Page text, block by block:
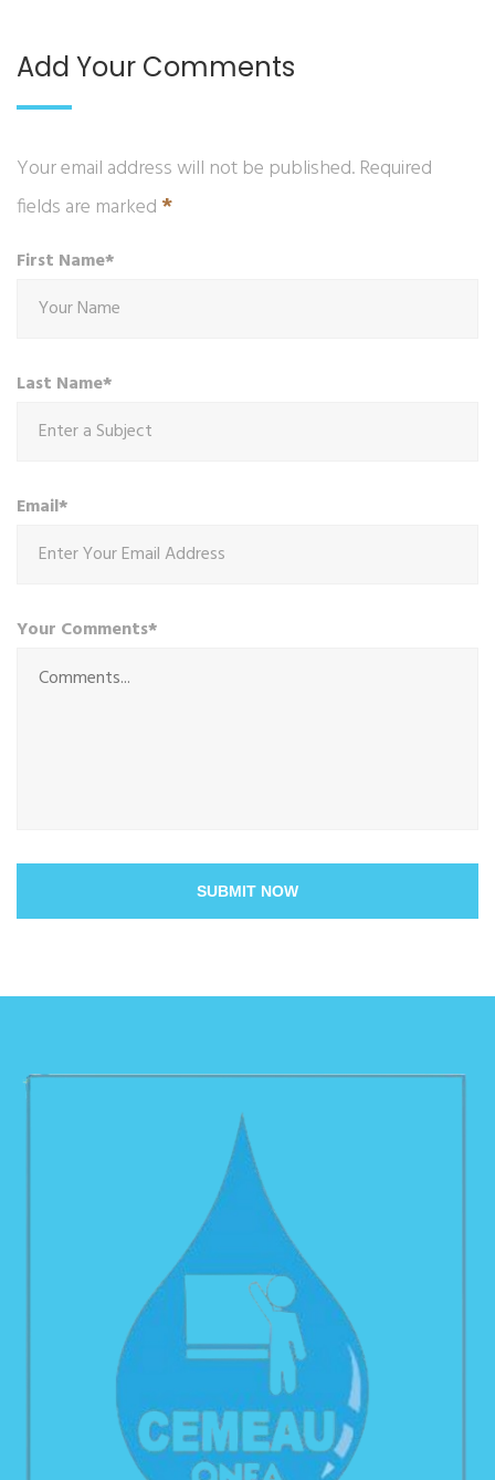
Add Your Comments
Your email address will not be published. Required
fields are marked *
First Name*
Last Name*
Email*
Your Comments*
SUBMIT NOW